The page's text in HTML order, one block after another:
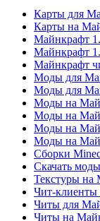
Карты для
Карты на
Майнкрафт
Майнкрафт
Майнкрафт
Моды для
Моды для
Моды на
Моды на
Моды на
Моды на
Сборки
Скачать
Текстуры на
Чит-
Читы для
Читы на